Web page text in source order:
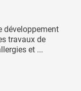
développement
travaux de
et ...